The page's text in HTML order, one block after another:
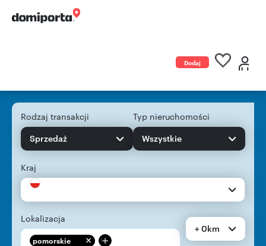
Dodaj
Rodzaj transakcji
Sprzedaż
Typ nieruchomości
Wszystkie
Kraj
Lokalizacja
pomorskie +
+ 0km